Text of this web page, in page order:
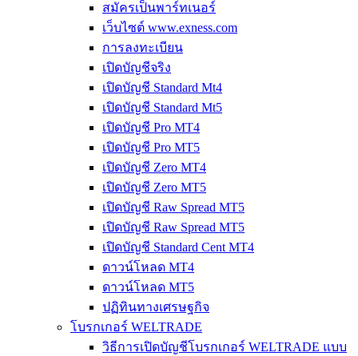
สมัครเป็นพาร์ทเนอร์
เว็บไซต์ www.exness.com
การลงทะเบียน
เปิดบัญชีจริง
เปิดบัญชี Standard Mt4
เปิดบัญชี Standard Mt5
เปิดบัญชี Pro MT4
เปิดบัญชี Pro MT5
เปิดบัญชี Zero MT4
เปิดบัญชี Zero MT5
เปิดบัญชี Raw Spread MT5
เปิดบัญชี Raw Spread MT5
เปิดบัญชี Standard Cent MT4
ดาวน์โหลด MT4
ดาวน์โหลด MT5
ปฏิทินทางเศรษฐกิจ
โบรกเกอร์ WELTRADE
วิธีการเปิดบัญชีโบรกเกอร์ WELTRADE แบบ